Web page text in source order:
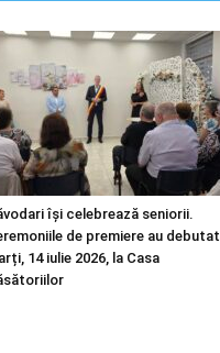
își celebrează seniorii.
de premiere au debutat
14 iulie 2026, la Casa